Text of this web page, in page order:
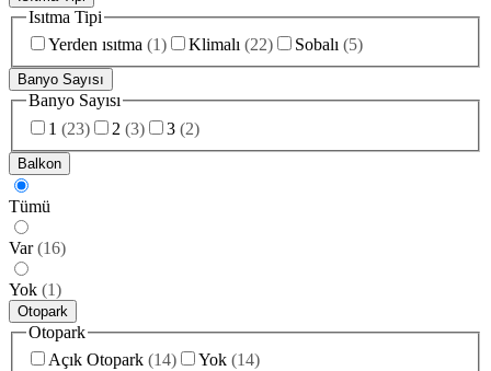
Isıtma Tipi
Yerden ısıtma (1) Klimalı (22) Sobalı (5)
Banyo Sayısı
Banyo Sayısı
1 (23) 2 (3) 3 (2)
Balkon
Tümü
Var (16)
Yok (1)
Otopark
Otopark
Açık Otopark (14) Yok (14)